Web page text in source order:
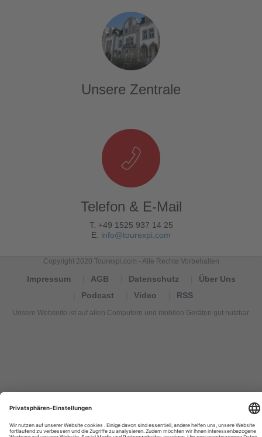
Unsere Zentrale
Telefon & E-Mail
T. +49 1525 937 14 25
E. info@tourexpi.com
Copyright 2020 Tourexpi.com - Alle Rechte Vorbehalten
Impressum AGB Datenschutz
Über Uns
Podcast
Video RSS
Unsere Webseite ist auf allen Computern und mobilen Geräten gut nutzbar.
noticias
de
Tourismus